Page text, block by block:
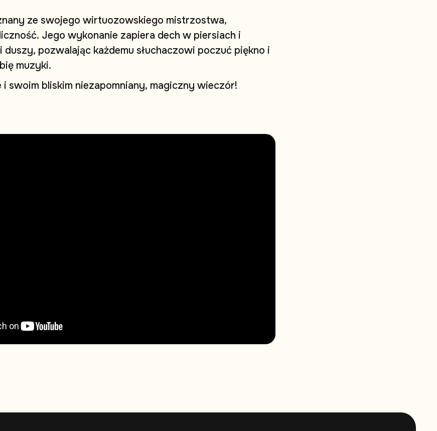
nany ze swojego wirtuozowskiego mistrzostwa,
liczność. Jego wykonanie zapiera dech w piersiach i
i duszy, pozwalając każdemu słuchaczowi poczuć piękno i
ię muzyki.
i swoim bliskim niezapomniany, magiczny wieczór!